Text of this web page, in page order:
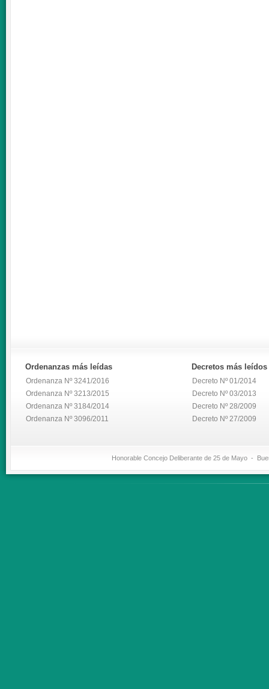
Ordenanzas más leídas
Ordenanza Nº 3241/2016
Ordenanza Nº 3213/2015
Ordenanza Nº 3184/2014
Ordenanza Nº 3096/2011
Decretos más leídos
Decreto Nº 01/2014
Decreto Nº 03/2013
Decreto Nº 28/2009
Decreto Nº 27/2009
Honorable Concejo Deliberante de 25 de